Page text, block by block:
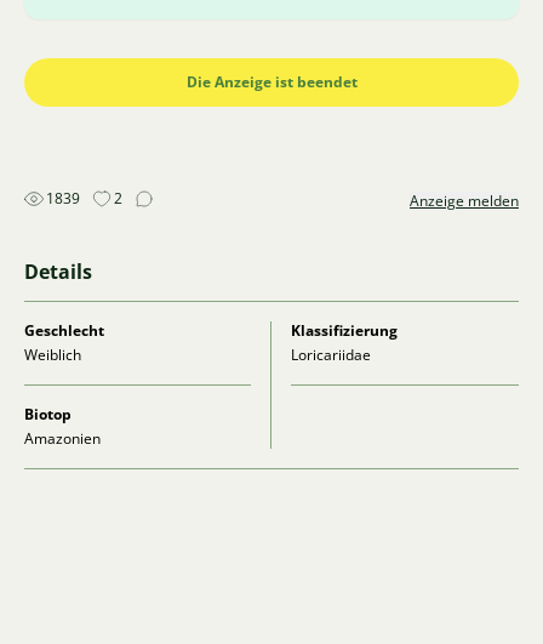
Die Anzeige ist beendet
1839 2 Anzeige melden
Details
Geschlecht
Weiblich
Klassifizierung
Loricariidae
Biotop
Amazonien